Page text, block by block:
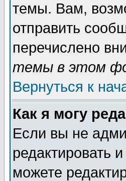
темы. Вам,
отправить
перечислено
темы в этом
Вернуться к
Как я могу
Если вы не
редактировать
можете